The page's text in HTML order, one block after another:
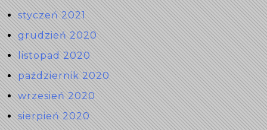
styczeń 2021
grudzień 2020
listopad 2020
październik 2020
wrzesień 2020
sierpień 2020